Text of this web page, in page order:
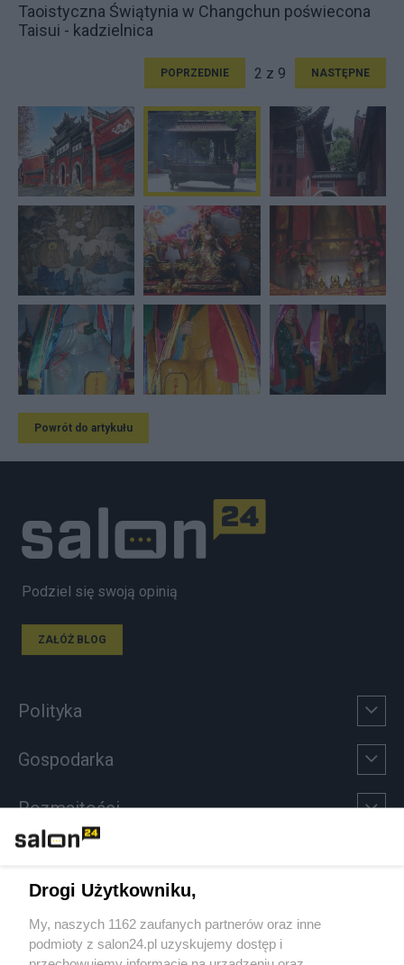
Taoistyczna Świątynia w Changchun poświecona
Taisui - kadzielnica
POPRZEDNIE 2 z 9 NASTĘPNE
Powrót do artykułu
Podziel się swoją opinią
ZAŁÓŻ BLOG
Polityka
Gospodarka
Rozmaitości
Sport
Społeczeństwo
Drogi Użytkowniku,
My, naszych 1162 zaufanych partnerów oraz inne
podmioty z salon24.pl uzyskujemy dostęp i